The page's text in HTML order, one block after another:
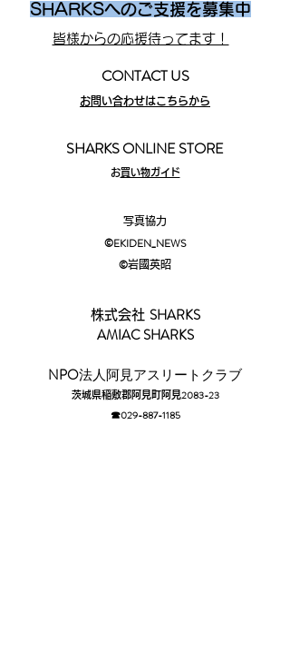
SHARKSへのご支援を募集中
皆様からの応援待ってます！
CONTACT US
お問い合わせはこちらから
SHARKS ONLINE STORE
​お買い物ガイド
写真協力
©EKIDEN_NEWS
©︎岩國英昭
株式会社 SHARKS
AMIAC SHARKS
​NPO法人阿見アスリートクラブ
茨城県稲敷郡阿見町阿見2083-23
☎029-887-1185​